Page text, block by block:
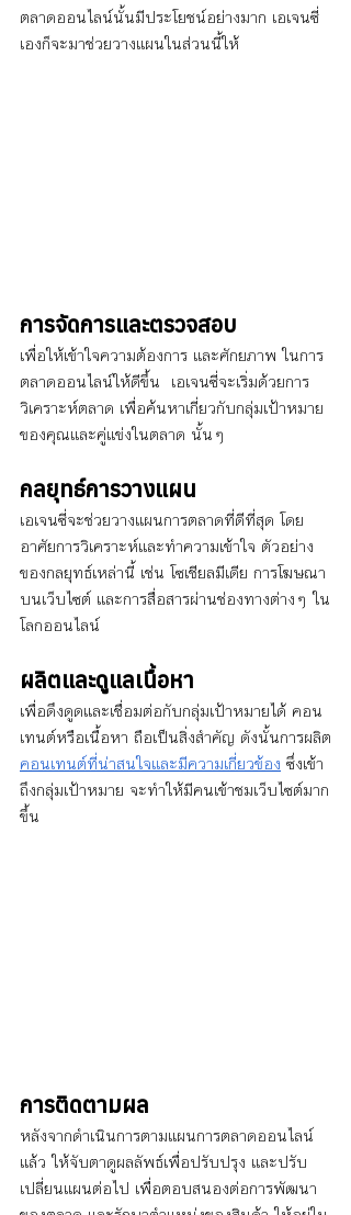
ตลาดออนไลน์นั้นมีประโยชน์อย่างมาก เอเจนซี่
เองก็จะมาช่วยวางแผนในส่วนนี้ให้
การจัดการและตรวจสอบ
เพื่อให้เข้าใจความต้องการ และศักยภาพ ในการ
ตลาดออนไลน์ให้ดีขึ้น  เอเจนซี่จะเริ่มด้วยการ
วิเคราะห์ตลาด เพื่อค้นหาเกี่ยวกับกลุ่มเป้าหมาย
ของคุณและคู่แข่งในตลาด นั้นๆ
กลยุทธ์การวางแผน
เอเจนซี่จะช่วยวางแผนการตลาดที่ดีที่สุด โดย
อาศัยการวิเคราะห์และทำความเข้าใจ ตัวอย่าง
ของกลยุทธ์เหล่านี้ เช่น โซเชียลมีเดีย การโฆษณา
บนเว็บไซต์ และการสื่อสารผ่านช่องทางต่างๆ ใน
โลกออนไลน์
ผลิตและดูแลเนื้อหา
เพื่อดึงดูดและเชื่อมต่อกับกลุ่มเป้าหมายได้ คอน
เทนต์หรือเนื้อหา ถือเป็นสิ่งสำคัญ ดังนั้นการผลิต
คอนเทนต์ที่น่าสนใจและมีความเกี่ยวข้อง ซึ่งเข้า
ถึงกลุ่มเป้าหมาย จะทำให้มีคนเข้าชมเว็บไซต์มาก
ขึ้น
การติดตามผล
หลังจากดำเนินการตามแผนการตลาดออนไลน์
แล้ว ให้จับตาดูผลลัพธ์เพื่อปรับปรุง และปรับ
เปลี่ยนแผนต่อไป เพื่อตอบสนองต่อการพัฒนา